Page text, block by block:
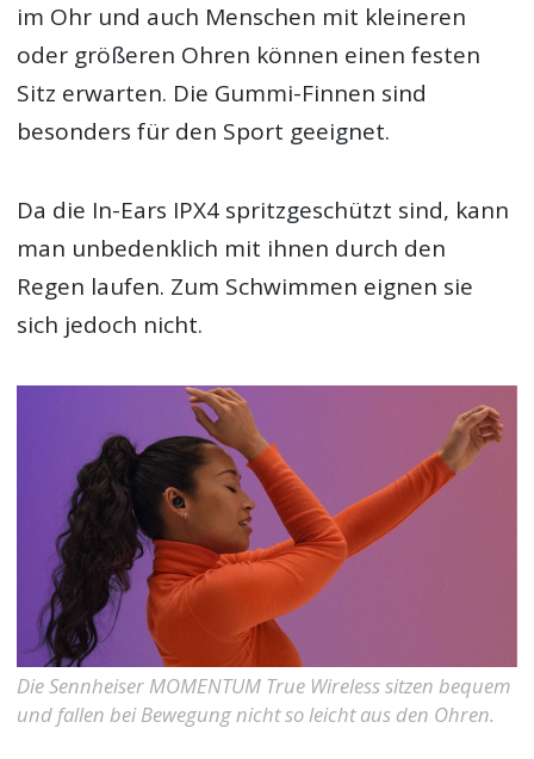
im Ohr und auch Menschen mit kleineren
oder größeren Ohren können einen festen
Sitz erwarten. Die Gummi-Finnen sind
besonders für den Sport geeignet.
Da die In-Ears IPX4 spritzgeschützt sind, kann
man unbedenklich mit ihnen durch den
Regen laufen. Zum Schwimmen eignen sie
sich jedoch nicht.
Die Sennheiser MOMENTUM True Wireless sitzen bequem
und fallen bei Bewegung nicht so leicht aus den Ohren.